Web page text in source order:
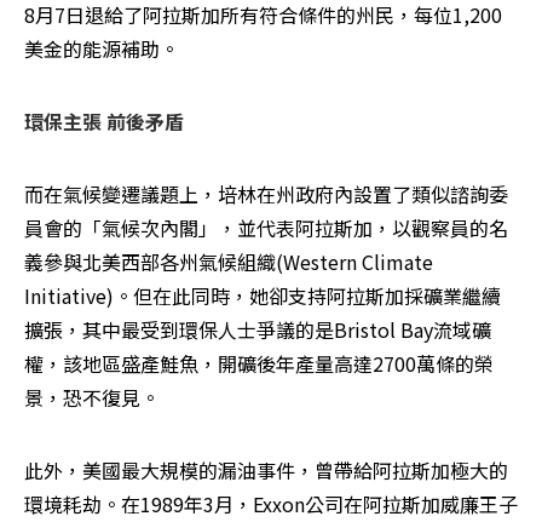
8月7日退給了阿拉斯加所有符合條件的州民，每位1,200
美金的能源補助。
環保主張 前後矛盾
而在氣候變遷議題上，培林在州政府內設置了類似諮詢委
員會的「氣候次內閣」，並代表阿拉斯加，以觀察員的名
義參與北美西部各州氣候組織(Western Climate
Initiative)。但在此同時，她卻支持阿拉斯加採礦業繼續
擴張，其中最受到環保人士爭議的是Bristol Bay流域礦
權，該地區盛產鮭魚，開礦後年產量高達2700萬條的榮
景，恐不復見。
此外，美國最大規模的漏油事件，曾帶給阿拉斯加極大的
環境耗劫。在1989年3月，Exxon公司在阿拉斯加威廉王子